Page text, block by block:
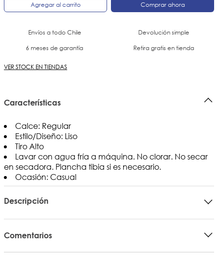
Agregar al carrito Comprar ahora
Envíos a todo Chile
Devolución simple
6 meses de garantía
Retira gratis en tienda
VER STOCK EN TIENDAS
Características
Calce: Regular
Estilo/Diseño: Liso
Tiro Alto
Lavar con agua fría a máquina. No clorar. No secar
en secadora. Plancha tibia si es necesario.
Ocasión: Casual
Descripción
Comentarios